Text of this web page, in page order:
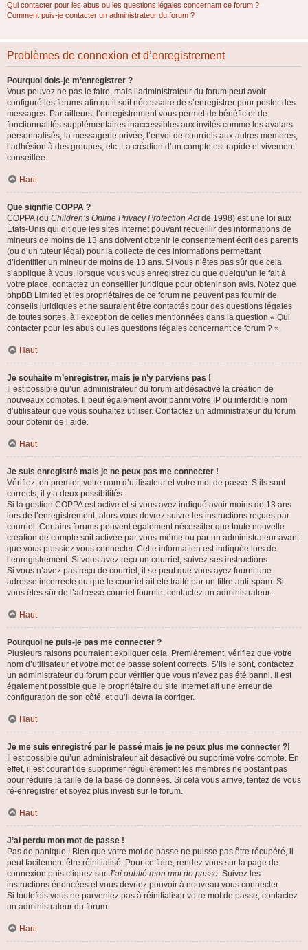
Qui contacter pour les abus ou les questions légales concernant ce forum ?
Comment puis-je contacter un administrateur du forum ?
Problèmes de connexion et d’enregistrement
Pourquoi dois-je m’enregistrer ?
Vous pouvez ne pas le faire, mais l’administrateur du forum peut avoir
configuré les forums afin qu’il soit nécessaire de s’enregistrer pour poster des
messages. Par ailleurs, l’enregistrement vous permet de bénéficier de
fonctionnalités supplémentaires inaccessibles aux invités comme les avatars
personnalisés, la messagerie privée, l’envoi de courriels aux autres membres,
l’adhésion à des groupes, etc. La création d’un compte est rapide et vivement
conseillée.
Haut
Que signifie COPPA ?
COPPA (ou Children’s Online Privacy Protection Actde 1998) est une loi aux
États-Unis qui dit que les sites Internet pouvant recueillir des informations de
mineurs de moins de 13 ans doivent obtenir le consentement écrit des parents
(ou d’un tuteur légal) pour la collecte de ces informations permettant
d’identifier un mineur de moins de 13 ans. Si vous n’êtes pas sûr que cela
s’applique à vous, lorsque vous vous enregistrez ou que quelqu’un le fait à
votre place, contactez un conseiller juridique pour obtenir son avis. Notez que
phpBB Limited et les propriétaires de ce forum ne peuvent pas fournir de
conseils juridiques et ne sauraient être contactés pour des questions légales
de toutes sortes, à l’exception de celles mentionnées dans la question « Qui
contacter pour les abus ou les questions légales concernant ce forum ? ».
Haut
Je souhaite m’enregistrer, mais je n’y parviens pas !
Il est possible qu’un administrateur du forum ait désactivé la création de
nouveaux comptes. Il peut également avoir banni votre IP ou interdit le nom
d’utilisateur que vous souhaitez utiliser. Contactez un administrateur du forum
pour obtenir de l’aide.
Haut
Je suis enregistré mais je ne peux pas me connecter !
Vérifiez, en premier, votre nom d’utilisateur et votre mot de passe. S’ils sont
corrects, il y a deux possibilités :
Si la gestion COPPA est active et si vous avez indiqué avoir moins de 13 ans
lors de l’enregistrement, alors vous devrez suivre les instructions reçues par
courriel. Certains forums peuvent également nécessiter que toute nouvelle
création de compte soit activée par vous-même ou par un administrateur avant
que vous puissiez vous connecter. Cette information est indiquée lors de
l’enregistrement. Si vous avez reçu un courriel, suivez ses instructions.
Si vous n’avez pas reçu de courriel, il se peut que vous ayez fourni une
adresse incorrecte ou que le courriel ait été traité par un filtre anti-spam. Si
vous êtes sûr de l’adresse courriel fournie, contactez un administrateur.
Haut
Pourquoi ne puis-je pas me connecter ?
Plusieurs raisons pourraient expliquer cela. Premièrement, vérifiez que votre
nom d’utilisateur et votre mot de passe soient corrects. S’ils le sont, contactez
un administrateur du forum pour vérifier que vous n’avez pas été banni. Il est
également possible que le propriétaire du site Internet ait une erreur de
configuration de son côté, et qu’il devra la corriger.
Haut
Je me suis enregistré par le passé mais je ne peux plus me connecter ?!
Il est possible qu’un administrateur ait désactivé ou supprimé votre compte. En
effet, il est courant de supprimer régulièrement les membres ne postant pas
pour réduire la taille de la base de données. Si cela vous arrive, tentez de vous
ré-enregistrer et soyez plus investi sur le forum.
Haut
J’ai perdu mon mot de passe !
Pas de panique ! Bien que votre mot de passe ne puisse pas être récupéré, il
peut facilement être réinitialisé. Pour ce faire, rendez vous sur la page de
connexion puis cliquez sur J’ai oublié mon mot de passe. Suivez les
instructions énoncées et vous devriez pouvoir à nouveau vous connecter.
Si toutefois vous ne parveniez pas à réinitialiser votre mot de passe, contactez
un administrateur du forum.
Haut